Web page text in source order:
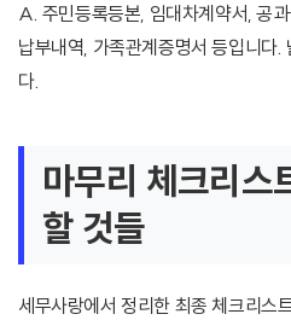
A. 주민등록등본, 임대차계약서, 공
납부내역, 가족관계증명서 등입니다.
다.
마무리 체크리스
할 것들
세무사랑에서 정리한 최종 체크리스